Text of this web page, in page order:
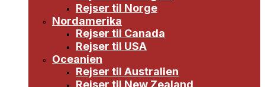
Rejser til Norge
Nordamerika
Rejser til Canada
Rejser til USA
Oceanien
Rejser til Australien
Rejser til New Zealand